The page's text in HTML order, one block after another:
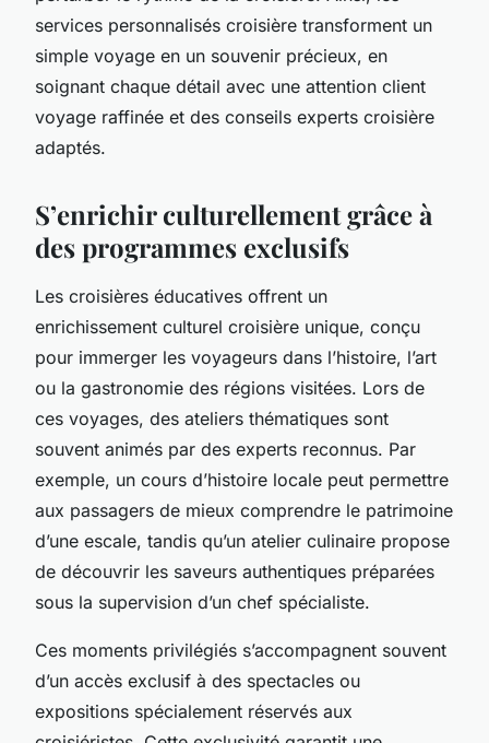
services personnalisés croisière transforment un
simple voyage en un souvenir précieux, en
soignant chaque détail avec une attention client
voyage raffinée et des conseils experts croisière
adaptés.
S’enrichir culturellement grâce à
des programmes exclusifs
Les croisières éducatives offrent un
enrichissement culturel croisière unique, conçu
pour immerger les voyageurs dans l’histoire, l’art
ou la gastronomie des régions visitées. Lors de
ces voyages, des ateliers thématiques sont
souvent animés par des experts reconnus. Par
exemple, un cours d’histoire locale peut permettre
aux passagers de mieux comprendre le patrimoine
d’une escale, tandis qu’un atelier culinaire propose
de découvrir les saveurs authentiques préparées
sous la supervision d’un chef spécialiste.
Ces moments privilégiés s’accompagnent souvent
d’un accès exclusif à des spectacles ou
expositions spécialement réservés aux